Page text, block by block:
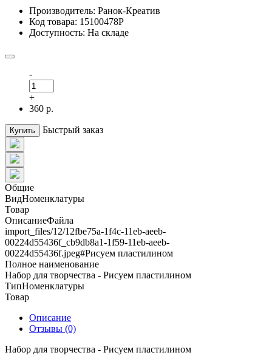
Производитель: Ранок-Креатив
Код товара: 15100478Р
Доступность: На складе
-
+
360 р.
Купить Быстрый заказ
Общие
ВидНоменклатуры
Товар
ОписаниеФайла
import_files/12/12fbe75a-1f4c-11eb-aeeb-
00224d55436f_cb9db8a1-1f59-11eb-aeeb-
00224d55436f.jpeg#Рисуем пластилином
Полное наименование
Набор для творчества - Рисуем пластилином
ТипНоменклатуры
Товар
Описание
Отзывы (0)
Набор для творчества - Рисуем пластилином